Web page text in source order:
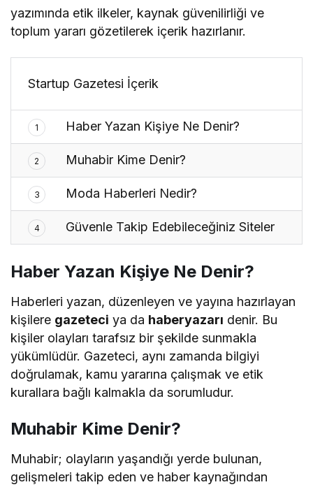
yazımında etik ilkeler, kaynak güvenilirliği ve
toplum yararı gözetilerek içerik hazırlanır.
Startup Gazetesi İçerik
1 Haber Yazan Kişiye Ne Denir?
2 Muhabir Kime Denir?
3 Moda Haberleri Nedir?
4 Güvenle Takip Edebileceğiniz Siteler
Haber Yazan Kişiye Ne Denir?
Haberleri yazan, düzenleyen ve yayına hazırlayan
kişilere gazeteci ya da haberyazarı denir. Bu
kişiler olayları tarafsız bir şekilde sunmakla
yükümlüdür. Gazeteci, aynı zamanda bilgiyi
doğrulamak, kamu yararına çalışmak ve etik
kurallara bağlı kalmakla da sorumludur.
Muhabir Kime Denir?
Muhabir; olayların yaşandığı yerde bulunan,
gelişmeleri takip eden ve haber kaynağından